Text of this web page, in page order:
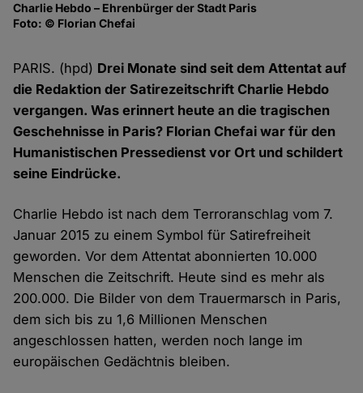
Charlie Hebdo – Ehrenbürger der Stadt Paris
Foto: © Florian Chefai
PARIS. (hpd) Drei Monate sind seit dem Attentat auf
die Redaktion der Satirezeitschrift Charlie Hebdo
vergangen. Was erinnert heute an die tragischen
Geschehnisse in Paris? Florian Chefai war für den
Humanistischen Pressedienst vor Ort und schildert
seine Eindrücke.
Charlie Hebdo ist nach dem Terroranschlag vom 7.
Januar 2015 zu einem Symbol für Satirefreiheit
geworden. Vor dem Attentat abonnierten 10.000
Menschen die Zeitschrift. Heute sind es mehr als
200.000. Die Bilder von dem Trauermarsch in Paris,
dem sich bis zu 1,6 Millionen Menschen
angeschlossen hatten, werden noch lange im
europäischen Gedächtnis bleiben.